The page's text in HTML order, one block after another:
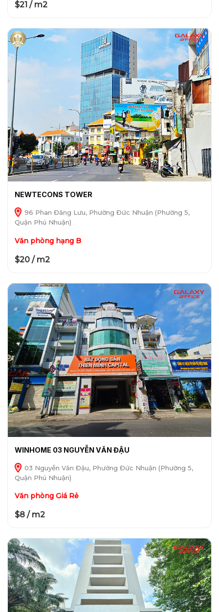
$21 / m2
NEWTECONS TOWER
96 Phan Đăng Lưu, Phường Đức Nhuận (Phường 5,
Quận Phú Nhuận)
Văn phòng hạng B
$20 / m2
WINHOME 03 NGUYỄN VĂN ĐẬU
03 Nguyễn Văn Đậu, Phường Đức Nhuận (Phường 5,
Quận Phú Nhuận)
Văn phòng Giá Rẻ
$8 / m2